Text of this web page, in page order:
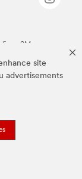
site
advertisements
3M.